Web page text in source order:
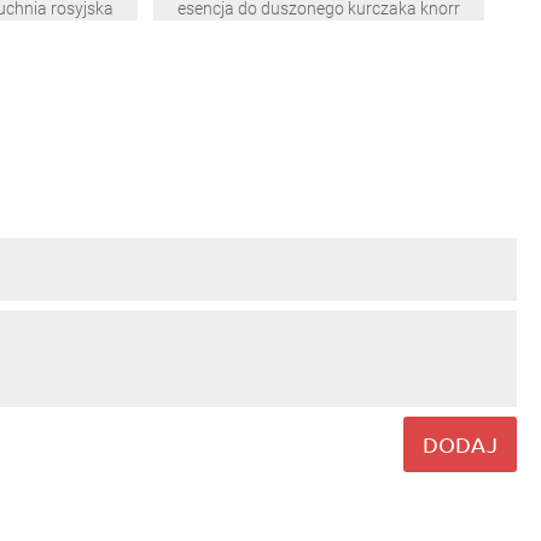
rosyjska
esencja do duszonego kurczaka knorr
DODAJ